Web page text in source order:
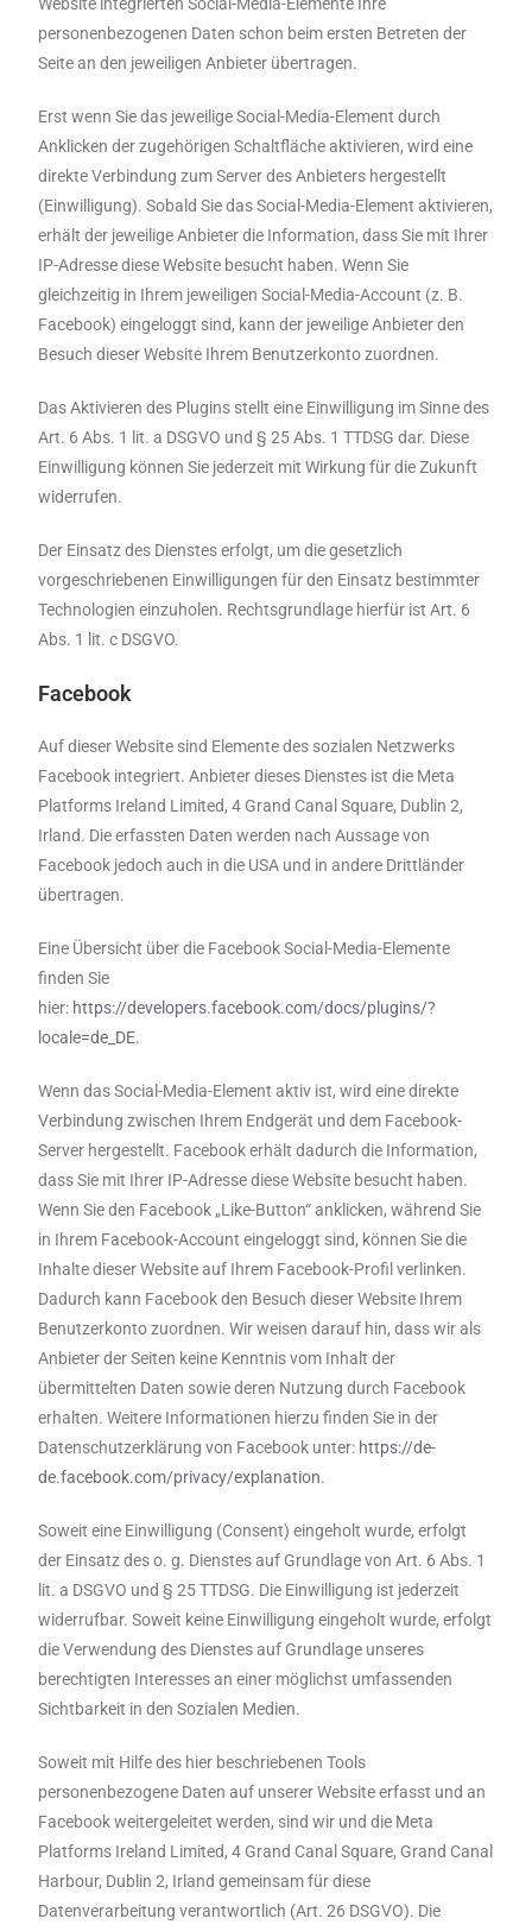
personenbezogenen Daten schon beim ersten Betreten der
Seite an den jeweiligen Anbieter übertragen.
Erst wenn Sie das jeweilige Social-Media-Element durch
Anklicken der zugehörigen Schaltfläche aktivieren, wird eine
direkte Verbindung zum Server des Anbieters hergestellt
(Einwilligung). Sobald Sie das Social-Media-Element aktivieren,
erhält der jeweilige Anbieter die Information, dass Sie mit Ihrer
IP-Adresse diese Website besucht haben. Wenn Sie
gleichzeitig in Ihrem jeweiligen Social-Media-Account (z. B.
Facebook) eingeloggt sind, kann der jeweilige Anbieter den
Besuch dieser Website Ihrem Benutzerkonto zuordnen.
Das Aktivieren des Plugins stellt eine Einwilligung im Sinne des
Art. 6 Abs. 1 lit. a DSGVO und § 25 Abs. 1 TTDSG dar. Diese
Einwilligung können Sie jederzeit mit Wirkung für die Zukunft
widerrufen.
Der Einsatz des Dienstes erfolgt, um die gesetzlich
vorgeschriebenen Einwilligungen für den Einsatz bestimmter
Technologien einzuholen. Rechtsgrundlage hierfür ist Art. 6
Abs. 1 lit. c DSGVO.
Facebook
Auf dieser Website sind Elemente des sozialen Netzwerks
Facebook integriert. Anbieter dieses Dienstes ist die Meta
Platforms Ireland Limited, 4 Grand Canal Square, Dublin 2,
Irland. Die erfassten Daten werden nach Aussage von
Facebook jedoch auch in die USA und in andere Drittländer
übertragen.
Eine Übersicht über die Facebook Social-Media-Elemente
finden Sie
hier: https://developers.facebook.com/docs/plugins/?
locale=de_DE.
Wenn das Social-Media-Element aktiv ist, wird eine direkte
Verbindung zwischen Ihrem Endgerät und dem Facebook-
Server hergestellt. Facebook erhält dadurch die Information,
dass Sie mit Ihrer IP-Adresse diese Website besucht haben.
Wenn Sie den Facebook „Like-Button“ anklicken, während Sie
in Ihrem Facebook-Account eingeloggt sind, können Sie die
Inhalte dieser Website auf Ihrem Facebook-Profil verlinken.
Dadurch kann Facebook den Besuch dieser Website Ihrem
Benutzerkonto zuordnen. Wir weisen darauf hin, dass wir als
Anbieter der Seiten keine Kenntnis vom Inhalt der
übermittelten Daten sowie deren Nutzung durch Facebook
erhalten. Weitere Informationen hierzu finden Sie in der
Datenschutzerklärung von Facebook unter: https://de-
de.facebook.com/privacy/explanation.
Soweit eine Einwilligung (Consent) eingeholt wurde, erfolgt
der Einsatz des o. g. Dienstes auf Grundlage von Art. 6 Abs. 1
lit. a DSGVO und § 25 TTDSG. Die Einwilligung ist jederzeit
widerrufbar. Soweit keine Einwilligung eingeholt wurde, erfolgt
die Verwendung des Dienstes auf Grundlage unseres
berechtigten Interesses an einer möglichst umfassenden
Sichtbarkeit in den Sozialen Medien.
Soweit mit Hilfe des hier beschriebenen Tools
personenbezogene Daten auf unserer Website erfasst und an
Facebook weitergeleitet werden, sind wir und die Meta
Platforms Ireland Limited, 4 Grand Canal Square, Grand Canal
Harbour, Dublin 2, Irland gemeinsam für diese
Datenverarbeitung verantwortlich (Art. 26 DSGVO). Die